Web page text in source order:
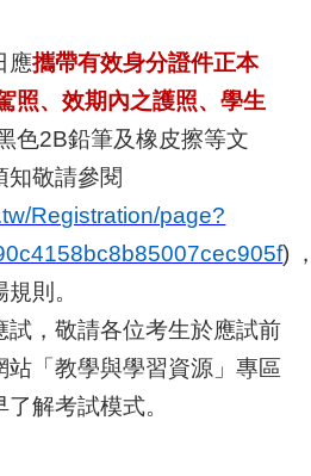
應攜帶有效身分證件正本
照、效期內之護照、學生
色2B鉛筆及橡皮擦等文
知敬請參閱
Registration/page?
)
則。
試，敬請各位考生於應試前
站「教學與學習資源」專區
解考試模式。